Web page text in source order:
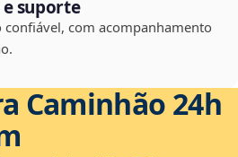
suporte
com acompanhamento
Caminhão 24h